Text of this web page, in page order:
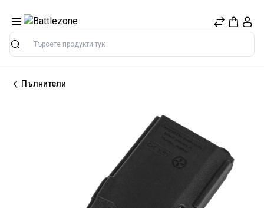
Търсене
Пълнители